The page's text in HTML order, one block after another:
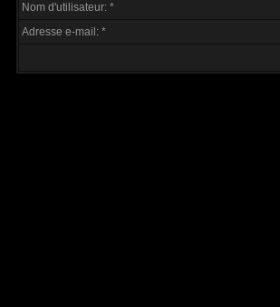
Nom d'utilisateur: *
Adresse e-mail: *